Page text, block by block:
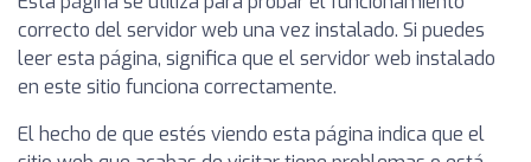
correcto del servidor web una vez instalado. Si puedes
leer esta página, significa que el servidor web instalado
en este sitio funciona correctamente.
El hecho de que estés viendo esta página indica que el